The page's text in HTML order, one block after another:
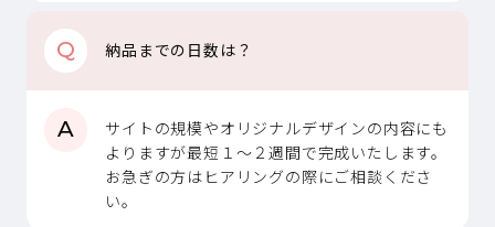
Q 納品までの日数は？
A
サイトの規模やオリジナルデザインの内容にも
よりますが最短１〜２週間で完成いたします。
お急ぎの方はヒアリングの際にご相談くださ
い。